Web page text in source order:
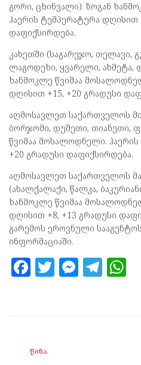
გორი, ცხინვალი): ზოგან
ჰაერის ტემპერატურა დღისით
დაფიქსირდება.
კახეთში (საგარეჯო, თელავი,
ლაგოდეხი, ყვარელი,
ხანმოკლე წვიმაა
დღისით +15, +20 გრადუსი
აღმოსავლეთ საქართველოს
ბორჯომი, დუშეთი, თიანეთი,
წვიმაა მოსალოდნელი.
+20 გრადუსი დაფიქსირდება.
აღმოსავლეთ საქართველოს
(ახალქალაქი, წალკა,
ხანმოკლე წვიმაა
დღისით +8, +13 გრადუსი
გარემოს ეროვნული
ინფორმაციაში.
F
o
T M T
ᲬᲘᲜᲐ